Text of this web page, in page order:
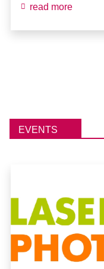
read more
EVENTS